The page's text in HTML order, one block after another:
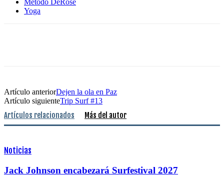
Yoga
Artículo anteriorDejen la ola en Paz
Artículo siguienteTrip Surf #13
Artículos relacionados Más del autor
Noticias
Jack Johnson encabezará Surfestival 2027